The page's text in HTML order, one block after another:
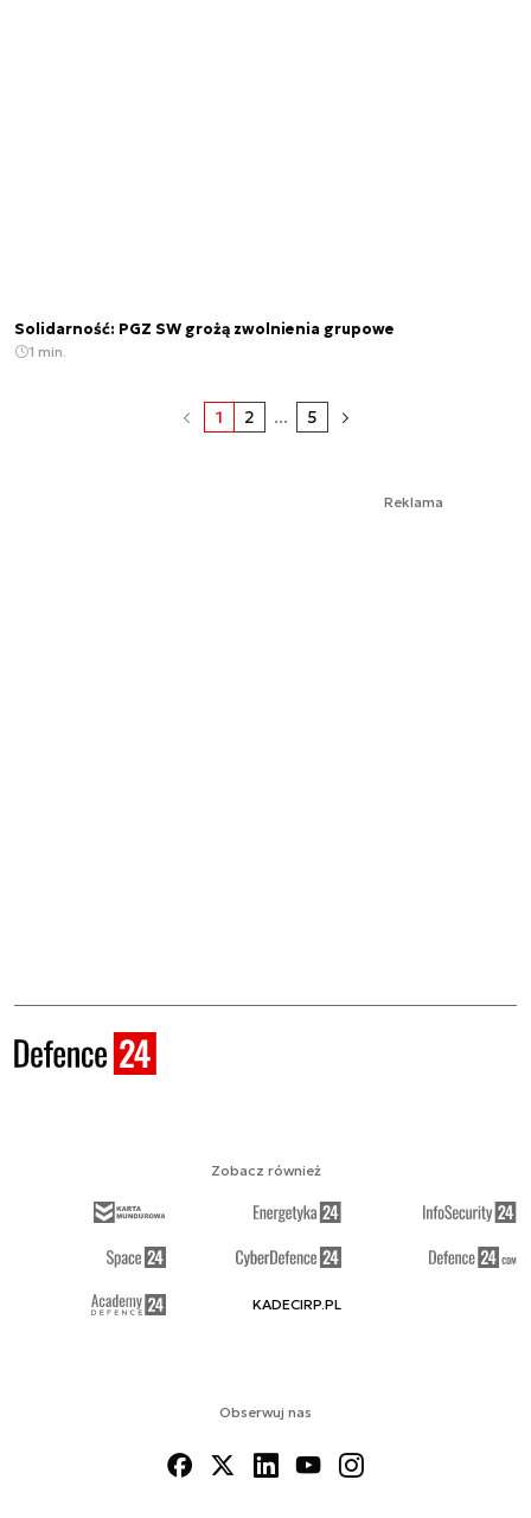
Solidarność: PGZ SW grożą zwolnienia grupowe
1 min.
1 2 ... 5
Reklama
Obserwuj nas
Zobacz również
KADECIRP.PL